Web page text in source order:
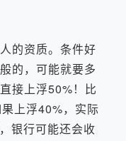
的资质。条件好
的，可能就要多
接上浮50%！比
上浮40%，实际
银行可能还会收